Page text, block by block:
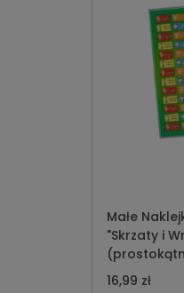
Małe
"Skrzaty i
16,99 zł